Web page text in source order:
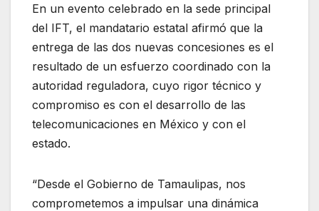
En un evento celebrado en la sede principal
del IFT, el mandatario estatal afirmó que la
entrega de las dos nuevas concesiones es el
resultado de un esfuerzo coordinado con la
autoridad reguladora, cuyo rigor técnico y
compromiso es con el desarrollo de las
telecomunicaciones en México y con el
estado.
“Desde el Gobierno de Tamaulipas, nos
comprometemos a impulsar una dinámica